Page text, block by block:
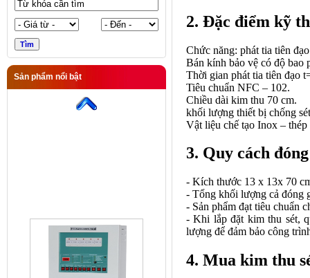
Sản phẩm nổi bật
Trung tâm báo cháy 10 kênh
Yunyang (mã hàng YF-1G-
10L) ABS
2. Đặc điểm kỹ
Chức năng: phát tia tiên
Bán kính bảo vệ có độ bao
Thời gian phát tia tiên đạo
Tiêu chuẩn NFC – 102.
Chiều dài kim thu 70 cm.
khối lượng thiết bị chống
Vật liệu chế tạo Inox –
3. Quy cách
- Kích thước 13 x 13x 70
- Tổng khối lượng cả đóng
- Sản phẩm đạt tiêu chuẩn
- Khi lắp đặt kim thu sét,
lượng để đảm bảo công
4. Mua kim thu